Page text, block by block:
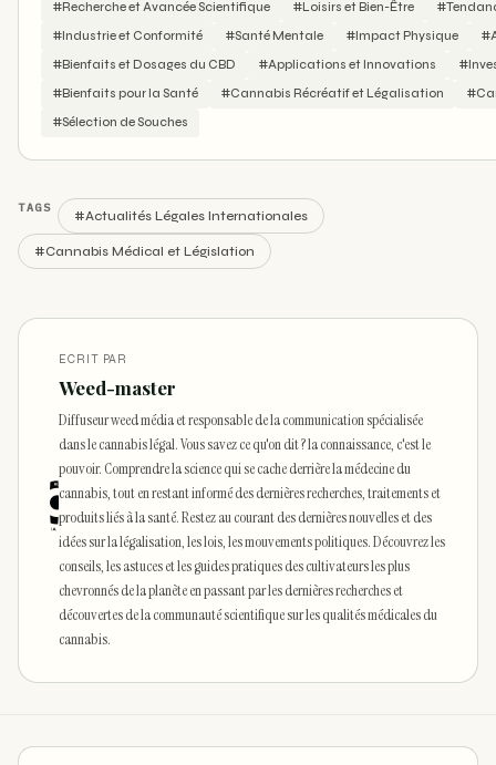
#Recherche et Avancée Scientifique #Loisirs et Bien-Être
#Industrie et Conformité
#Santé Mentale #Impact Physique
#Bienfaits et Dosages du CBD
#Applications et Innovations
#Bienfaits pour la Santé
#Cannabis Récréatif et Légalisation
#Sélection de Souches
TAGS
#Actualités Légales Internationales
#Cannabis Médical et Législation
ECRIT PAR
Weed-master
Diffuseur weed média et responsable de la communication spécialisée
dans le cannabis légal. Vous savez ce qu'on dit ? la connaissance, c'est le
pouvoir. Comprendre la science qui se cache derrière la médecine du
cannabis, tout en restant informé des dernières recherches, traitements et
produits liés à la santé. Restez au courant des dernières nouvelles et des
idées sur la légalisation, les lois, les mouvements politiques. Découvrez les
conseils, les astuces et les guides pratiques des cultivateurs les plus
chevronnés de la planète en passant par les dernières recherches et
découvertes de la communauté scientifique sur les qualités médicales du
cannabis.